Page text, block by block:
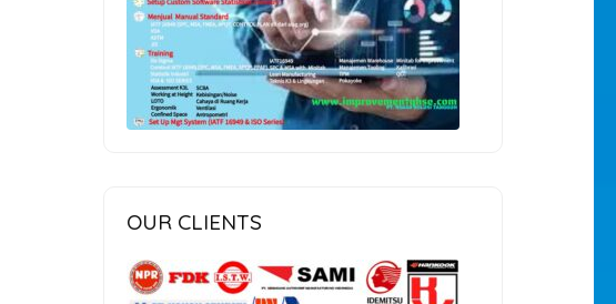
OUR CLIENTS